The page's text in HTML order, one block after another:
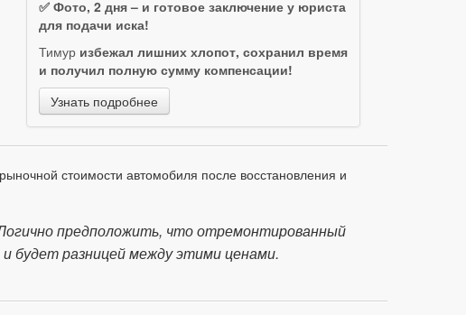
✅ Фото, 2 дня – и готовое заключение у юриста
для подачи иска!
Тимур избежал лишних хлопот, сохранил время
и получил полную сумму компенсации!
Узнать подробнее
стоимости автомобиля после восстановления и
предположить, что отремонтированный
будет разницей между этими ценами.